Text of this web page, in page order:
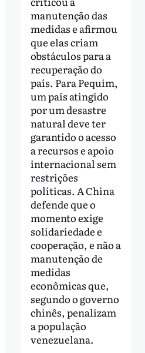
manutenção das
medidas e afirmou
que elas criam
obstáculos para a
recuperação do
país. Para Pequim,
um país atingido
por um desastre
natural deve ter
garantido o acesso
a recursos e apoio
internacional sem
restrições
políticas. A China
defende que o
momento exige
solidariedade e
cooperação, e não a
manutenção de
medidas
econômicas que,
segundo o governo
chinês, penalizam
a população
venezuelana.